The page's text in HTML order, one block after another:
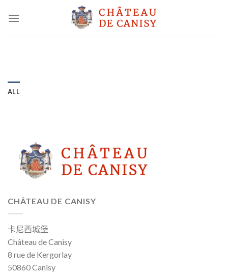
ALL
CHÂTEAU DE CANISY
卡尼西城堡
Château de Canisy
8 rue de Kergorlay
50860 Canisy